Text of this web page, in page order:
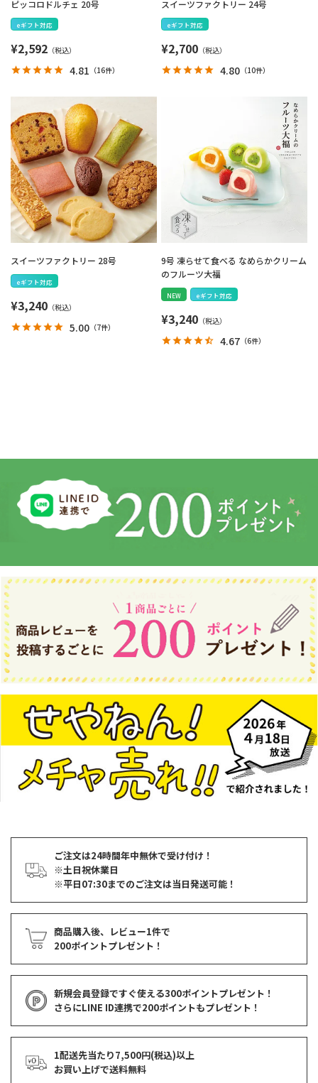
ピッコロドルチェ 20号
eギフト対応
¥2,592
4.81 （16件）
スイーツファクトリー 24号
eギフト対応
¥2,700
4.80 （10件）
スイーツファクトリー 28号
eギフト対応
¥3,240
5.00 （7件）
9号 凍らせて食べる なめらかクリーム
のフルーツ大福
NEW eギフト対応
¥3,240
4.67 （6件）
ご注文は24時間年中無休で受け付け！
※土日祝休業日
※平日07:30までのご注文は当日発送可能！
商品購入後、レビュー1件で
200ポイントプレゼント！
新規会員登録ですぐ使える300ポイントプレゼント！
さらにLINE ID連携で200ポイントもプレゼント！
1配送先当たり7,500円(税込)以上
お買い上げで送料無料